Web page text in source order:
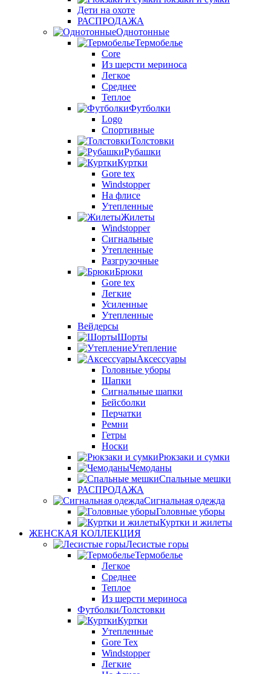
Дети на охоте
РАСПРОДАЖА
Однотонные
Термобелье
Core
Из шерсти мериноса
Легкое
Среднее
Теплое
Футболки
Logo
Спортивные
Толстовки
Рубашки
Куртки
Gore tex
Windstopper
На флисе
Утепленные
Жилеты
Windstopper
Сигнальные
Утепленные
Разгрузочные
Брюки
Gore tex
Легкие
Усиленные
Утепленные
Вейдерсы
Шорты
Утепление
Аксессуары
Головные уборы
Шапки
Сигнальные шапки
Бейсболки
Перчатки
Ремни
Гетры
Носки
Рюкзаки и сумки
Чемоданы
Спальные мешки
РАСПРОДАЖА
Сигнальная одежда
Головные уборы
Куртки и жилеты
ЖЕНСКАЯ КОЛЛЕКЦИЯ
Лесистые горы
Термобелье
Легкое
Среднее
Теплое
Из шерсти мериноса
Футболки/Толстовки
Куртки
Утепленные
Gore Tex
Windstopper
Легкие